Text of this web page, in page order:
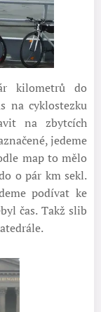
kilometrů do
na cyklostezku
na zbytcích
jedeme
map to mělo
o pár km sekl.
podívat ke
čas. Takž slib